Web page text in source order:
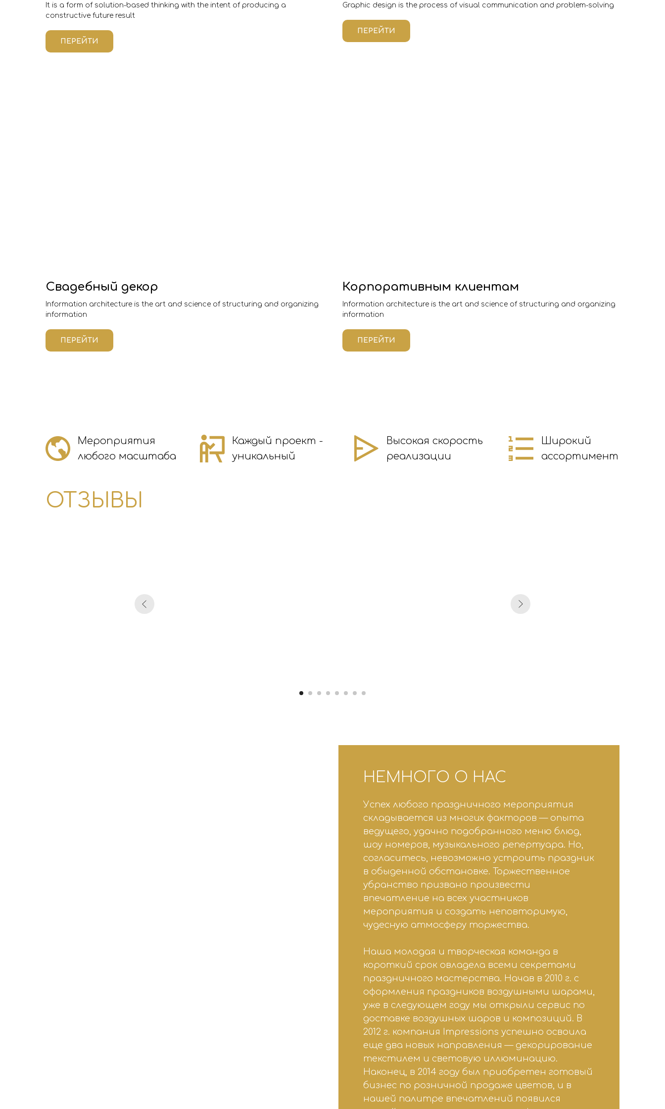
It is a form of solution-based thinking with the intent of producing a
constructive future result
ПЕРЕЙТИ
Graphic design is the process of visual communication and problem-solving
ПЕРЕЙТИ
Свадебный декор
Information architecture is the art and science of structuring and organizing
information
ПЕРЕЙТИ
Корпоративным клиентам
Information architecture is the art and science of structuring and organizing
information
ПЕРЕЙТИ
Мероприятия
любого масштаба
Каждый проект -
уникальный
Высокая скорость
реализации
Широкий
ассортимент
ОТЗЫВЫ
НЕМНОГО О НАС
Успех любого праздничного мероприятия
складывается из многих факторов — опыта
ведущего, удачно подобранного меню блюд,
шоу номеров, музыкального репертуара. Но,
согласитесь, невозможно устроить праздник
в обыденной обстановке. Торжественное
убранство призвано произвести
впечатление на всех участников
мероприятия и создать неповторимую,
чудесную атмосферу торжества.
Наша молодая и творческая команда в
короткий срок овладела всеми секретами
праздничного мастерства. Начав в 2010 г. с
оформления праздников воздушными шарами,
уже в следующем году мы открыли сервис по
доставке воздушных шаров и композиций. В
2012 г. компания Impressions успешно освоила
еще два новых направления — декорирование
текстилем и световую иллюминацию.
Наконец, в 2014 году был приобретен готовый
бизнес по розничной продаже цветов, и в
нашей палитре впечатлений появился